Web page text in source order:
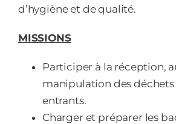
d’hygiène et de qualité.
MISSIONS
Participer à la réception,
manipulation des
entrants.
Charger et préparer les